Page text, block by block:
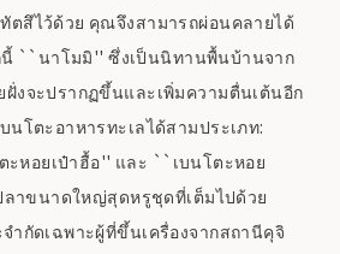
ตสึไว้ด้วย คุณจึงสามารถผ่อนคลายได้
นี้ ``นาโมมิ'' ซึ่งเป็นนิทานพื้นบ้านจาก
งจะปรากฏขึ้นและเพิ่มความตื่นเต้นอีก
นโตะอาหารทะเลได้สามประเภท:
หอยเป๋าฮื้อ'' และ ``เบนโตะหอย
ลาขนาดใหญ่สุดหรูชุดที่เต็มไปด้วย
ำกัดเฉพาะผู้ที่ขึ้นเครื่องจากสถานีคุจิ